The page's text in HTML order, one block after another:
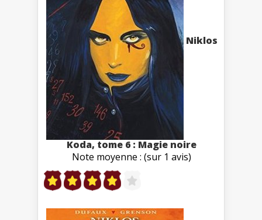
Niklos
Koda, tome 6 : Magie noire
Note moyenne : (sur 1 avis)